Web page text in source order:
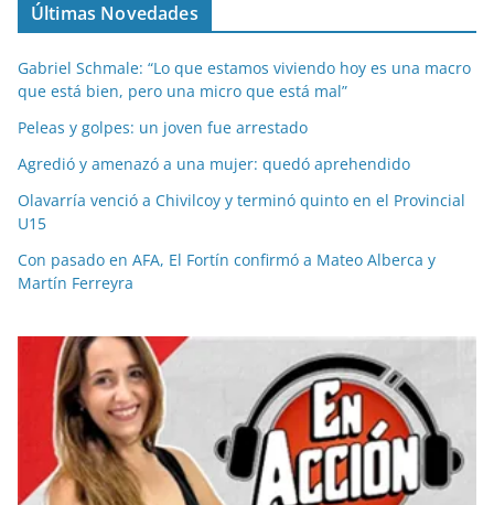
Últimas Novedades
Gabriel Schmale: “Lo que estamos viviendo hoy es una macro
que está bien, pero una micro que está mal”
Peleas y golpes: un joven fue arrestado
Agredió y amenazó a una mujer: quedó aprehendido
Olavarría venció a Chivilcoy y terminó quinto en el Provincial
U15
Con pasado en AFA, El Fortín confirmó a Mateo Alberca y
Martín Ferreyra